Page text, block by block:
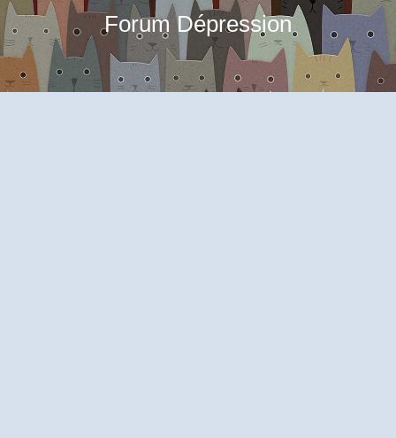
Forum Dépression